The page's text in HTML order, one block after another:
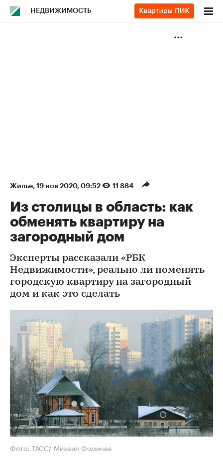
НЕДВИЖИМОСТЬ
Жилье⁠, 19 ноя 2020, 09:52 11 884
Из столицы в область: как
обменять квартиру на
загородный дом
Эксперты рассказали «РБК
Недвижимости», реально ли поменять
городскую квартиру на загородный
дом и как это сделать
Фото: ТАСС/ Михаил Фомичев